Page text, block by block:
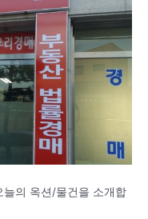
의 옥션/물건을 소개합